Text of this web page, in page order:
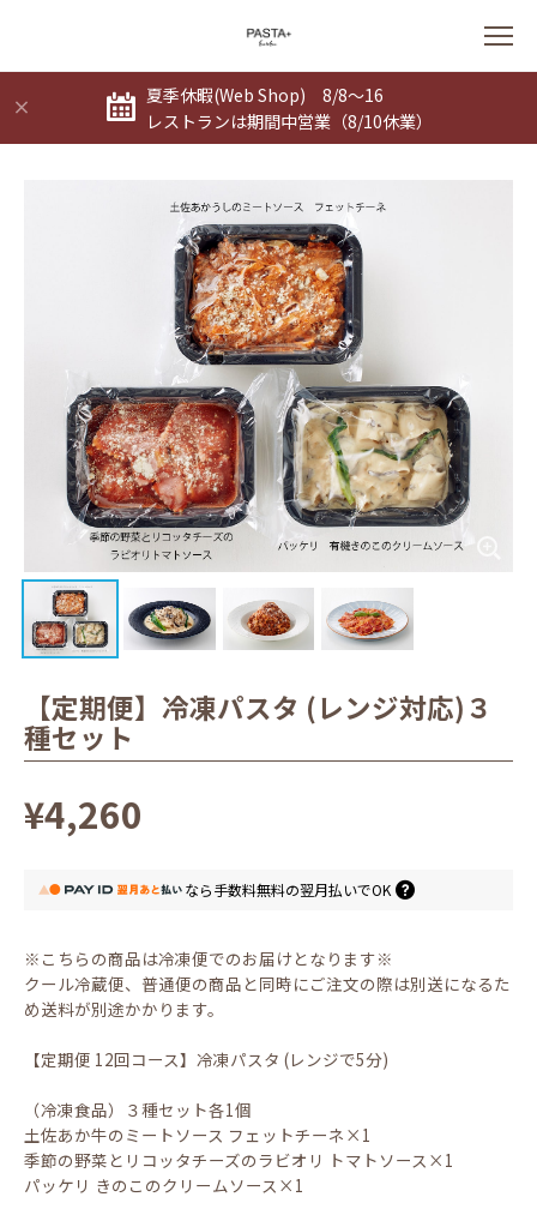
夏季休暇(Web Shop) 8/8～16
レストランは期間中営業（8/10休業）
【定期便】冷凍パスタ (レンジ対応)３
種セット
¥4,260
なら手数料無料の翌月払いでOK
※こちらの商品は冷凍便でのお届けとなります※
クール冷蔵便、普通便の商品と同時にご注文の際は別送になるた
め送料が別途かかります。
【定期便 12回コース】冷凍パスタ (レンジで5分)
（冷凍食品）３種セット各1個
土佐あか牛のミートソース フェットチーネ×1
季節の野菜とリコッタチーズのラビオリ トマトソース×1
パッケリ きのこのクリームソース×1